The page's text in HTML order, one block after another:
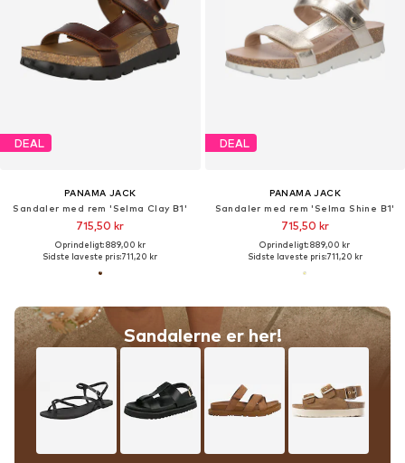
DEAL
PANAMA JACK
Sandaler med rem 'Selma Clay B1'
715,50 kr
Oprindeligt: 889,00 kr
Sidste laveste pris:711,20 kr
Sandalerne er her!
DEAL
PANAMA JACK
Sandaler med rem 'Selma Shine B1'
715,50 kr
Oprindeligt: 889,00 kr
Sidste laveste pris:711,20 kr